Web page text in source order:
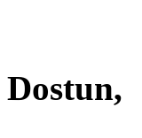
Dostun,